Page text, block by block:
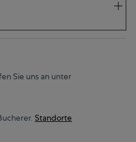
Sie uns an unter
Standorte